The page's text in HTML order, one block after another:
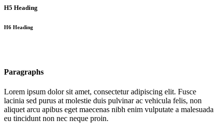
H5 Heading
H6 Heading
Paragraphs
Lorem ipsum dolor sit amet, consectetur adipiscing elit. Fusce
lacinia sed purus at molestie duis pulvinar ac vehicula felis, non
aliquet arcu apibus eget maecenas nibh enim vulputate a malesuada
eu tincidunt non nec neque proin.